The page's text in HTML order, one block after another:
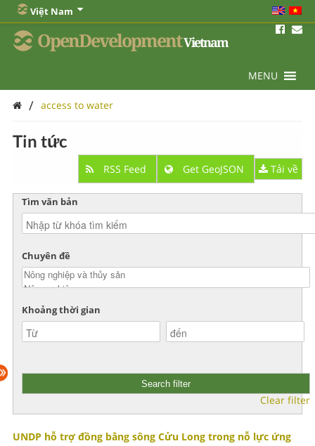
Việt Nam
OpenDevelopmentVietnam
MENU
/ access to water
Tin tức
RSS Feed Get GeoJSON Tải về
Tìm văn bản
Chuyên đề
Khoảng thời gian
Clear filter
UNDP hỗ trợ đồng bằng sông Cửu Long trong nỗ lực ứng